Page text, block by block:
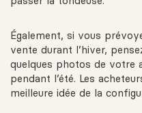
Également, si vous
vente durant l’hiver,
quelques photos de votre
pendant l’été. Les
meilleure idée de la